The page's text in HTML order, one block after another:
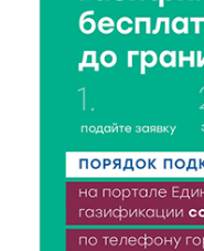
Завершается
Витязи —
Тверской области
5 Авг 2026 16:32
«Зарядка со
приобщают детей к